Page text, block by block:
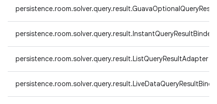
persistence.room.solver.query.result.InstantQueryResultBinder
persistence.room.solver.query.result.ListQueryResultAdapter